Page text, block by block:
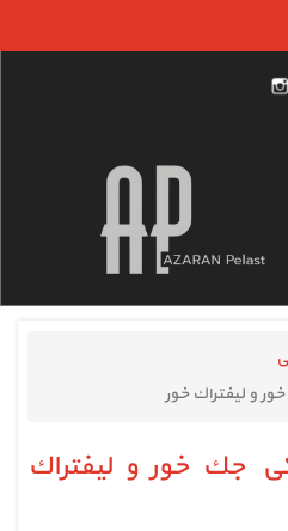
و ليفتراك خور
جك خور و ليفتراك